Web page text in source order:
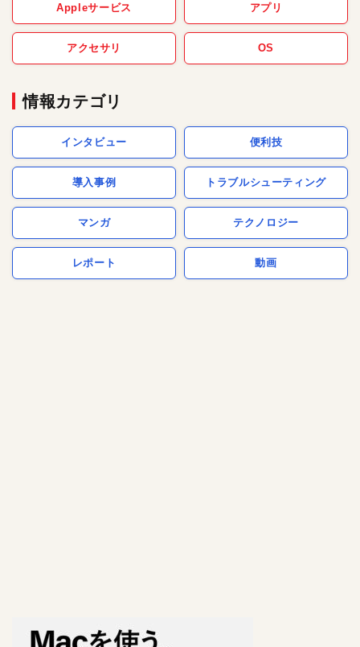
Appleサービス アプリ
アクセサリ OS
情報カテゴリ
インタビュー 便利技
導入事例 トラブルシューティング
マンガ テクノロジー
レポート 動画